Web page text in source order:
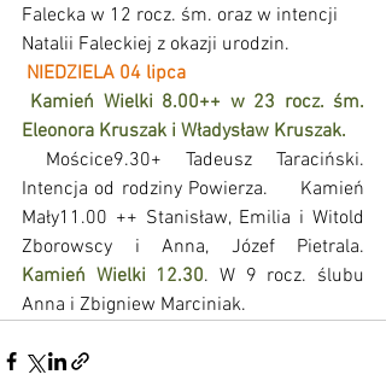
Falecka w 12 rocz. śm. oraz w intencji
Natalii Faleckiej z okazji urodzin.
NIEDZIELA 04 lipca
Kamień Wielki 8.00++ w 23 rocz. śm.
Eleonora Kruszak i Władysław Kruszak.
Intencja od rodziny Powierza.     Kamień
Mały11.00 ++ Stanisław, Emilia i Witold
Kamień Wielki 12.30. W 9 rocz. ślubu
Anna i Zbigniew Marciniak.